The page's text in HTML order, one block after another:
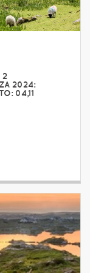
2
2024:
04,11